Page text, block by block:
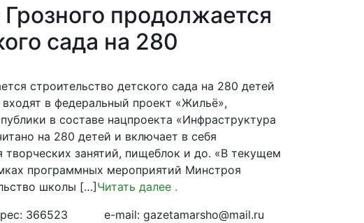
продолжается
сада на 280
строительство детского сада на 280 детей
в федеральный проект «Жильё»,
в составе нацпроекта «Инфраструктура
на 280 детей и включает в себя
занятий, пищеблок и до. «В текущем
программных мероприятий Минстроя
школы […]Читать далее .
366523 e-mail: gazetamarsho@mail.ru